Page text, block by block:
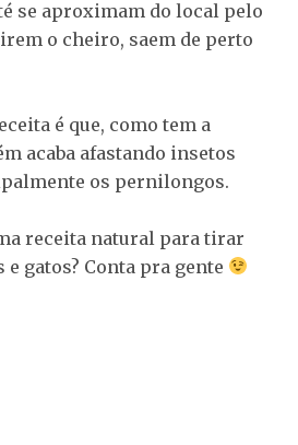
se aproximam do local pelo
o cheiro, saem de perto
é que, como tem a
acaba afastando insetos
os pernilongos.
receita natural para tirar
gatos? Conta pra gente